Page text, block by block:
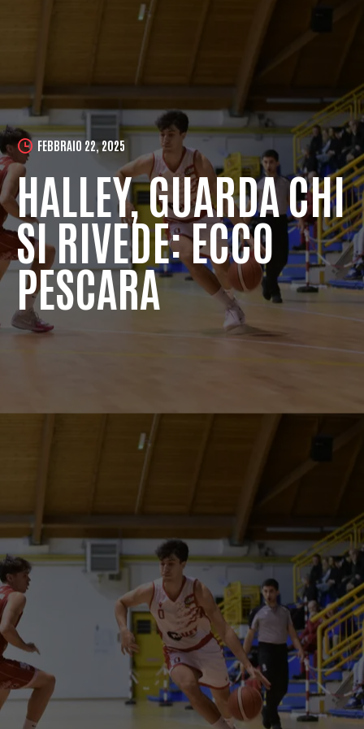
FEBBRAIO 22, 2025
HALLEY, GUARDA CHI
SI RIVEDE: ECCO
PESCARA